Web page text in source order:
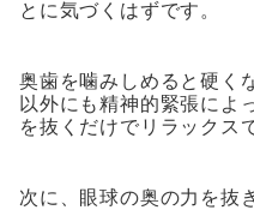
とに気づくはずです。
奥歯を噛みしめると硬く
以外にも精神的緊張によ
を抜くだけでリラックス
次に、眼球の奥の力を抜